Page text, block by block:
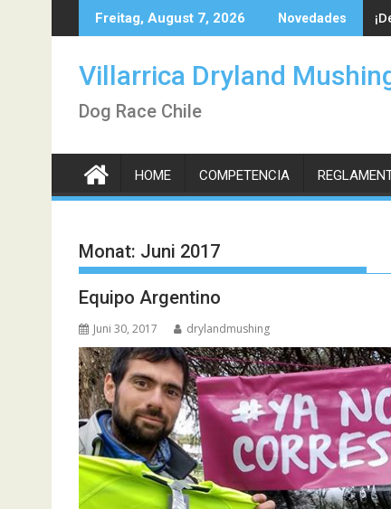
to
Freitag, August 7, 2026 Novedades
Villarrica Dryland
Dog Race Chile
HOME COMPETENCIA
Monat: Juni 2017
Equipo Argentino
Juni 30, 2017 drylandmushing